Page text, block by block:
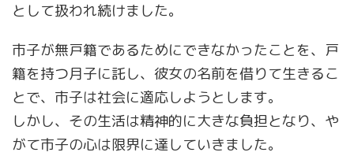
として扱われ続けました。
市子が無戸籍であるためにできなかったことを、戸
籍を持つ月子に託し、彼女の名前を借りて生きるこ
とで、市子は社会に適応しようとします。
しかし、その生活は精神的に大きな負担となり、や
がて市子の心は限界に達していきました。